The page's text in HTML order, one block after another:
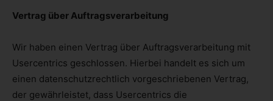
Vertrag über Auftragsverarbeitung
Wir haben einen Vertrag über Auftragsverarbeitung mit
Usercentrics geschlossen. Hierbei handelt es sich um
einen datenschutzrechtlich vorgeschriebenen Vertrag,
der gewährleistet, dass Usercentrics die